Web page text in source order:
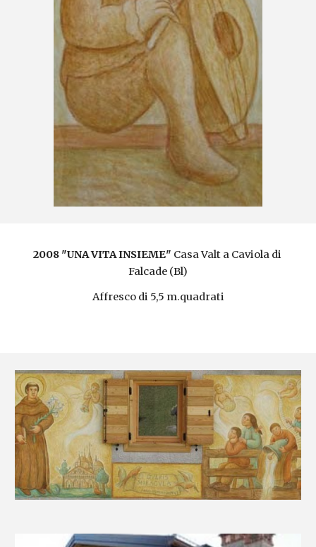
2008 "UNA VITA INSIEME" Casa Valt a Caviola di
Falcade (Bl)
Affresco di 5,5 m.quadrati